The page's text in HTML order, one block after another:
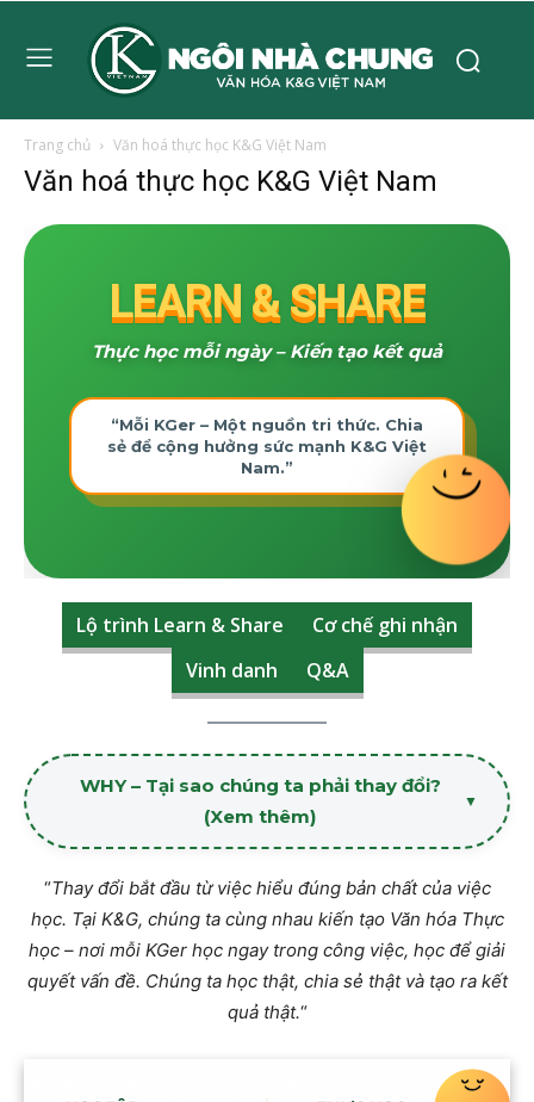
Trang chủ Văn hoá thực học K&G Việt Nam
Văn hoá thực học K&G Việt Nam
LEARN & SHARE
Thực học mỗi ngày – Kiến tạo kết quả
“Mỗi KGer – Một nguồn tri thức. Chia
sẻ để cộng hưởng sức mạnh K&G Việt
Nam.”
Lộ trình Learn & Share
Cơ chế ghi nhận
Vinh danh
Q&A
WHY – Tại sao chúng ta phải thay đổi?
(Xem thêm)
“Thay đổi bắt đầu từ việc hiểu đúng bản chất của việc
học. Tại K&G, chúng ta cùng nhau kiến tạo Văn hóa Thực
học – nơi mỗi KGer học ngay trong công việc, học để giải
quyết vấn đề. Chúng ta học thật, chia sẻ thật và tạo ra kết
quả thật.“